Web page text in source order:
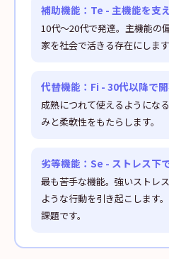
補助機能：Te - 主機能を支
10代〜20代で発達。主機能の
家を社会で活きる存在にします
代替機能：Fi - 30代以降で
成熟につれて使えるようにな
みと柔軟性をもたらします。
劣等機能：Se - ストレス下
最も苦手な機能。強いストレ
ような行動を引き起こします
課題です。